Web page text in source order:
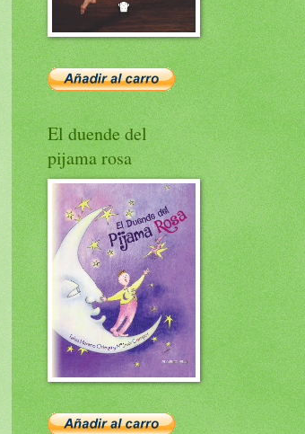
El duende del
pijama rosa